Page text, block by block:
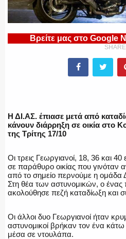
ΥΑΤ/ΥΜΕΤ
ΕΛΛΗΝΙΚΗ ΑΣΤΥΝΟΜΙΑ
ΠΥΡΟΣΒΕΣΤΙΚΗ
ΛΙΜΕΝΙΚΟ
ΕΝΟΠΛΕΣ ΔΥΝΑΜΕΙΣ
Βρείτε μας στο Google
SHARE
Η ΔΙ.ΑΣ. έπιασε μετά από
κάνουν διάρρηξη σε οικία στο
της Τρίτης 17/10
Οι τρεις Γεωργιανοί, 18, 36 και
σε παράθυρο οικίας που γινόταν
από το σημείο περνούμε η ομάδα
Στη θέα των αστυνομικών, ο
ακολούθησε πεζή καταδίωξη και
Οι άλλοι δυο Γεωργιανοί ήταν
αστυνομικοί βρήκαν τον ένα κάτω
μέσα σε ντουλάπα.